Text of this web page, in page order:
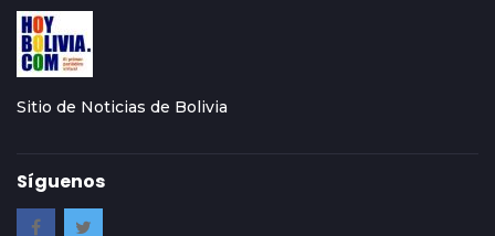
Sitio de Noticias de Bolivia
Síguenos